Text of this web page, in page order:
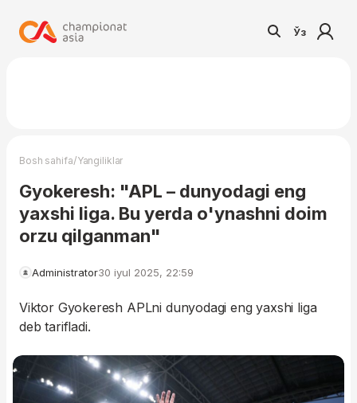
Ўз
Bosh sahifa/Yangiliklar
Gyokeresh: "APL – dunyodagi eng
yaxshi liga. Bu yerda o'ynashni doim
orzu qilganman"
Administrator30 iyul 2025, 22:59
Viktor Gyokeresh APLni dunyodagi eng yaxshi liga
deb tarifladi.